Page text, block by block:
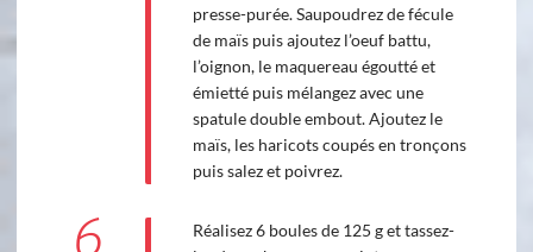
presse-purée. Saupoudrez de fécule
de maïs puis ajoutez l’oeuf battu,
l’oignon, le maquereau égoutté et
émietté puis mélangez avec une
spatule double embout. Ajoutez le
maïs, les haricots coupés en tronçons
puis salez et poivrez.
Réalisez 6 boules de 125 g et tassez-